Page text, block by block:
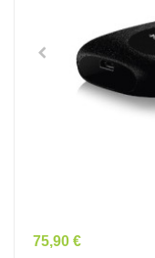
Prix
75,90 €